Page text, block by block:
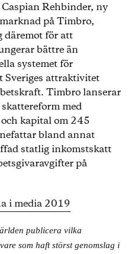
Rehbinder, ny
på Timbro,
däremot för att
bättre än
systemet för
Sveriges attraktivitet
Timbro lanserar
med
kapital om 245
bland annat
statlig inkomstskatt
på
i media 2019
publicera vilka
som haft störst genomslag i